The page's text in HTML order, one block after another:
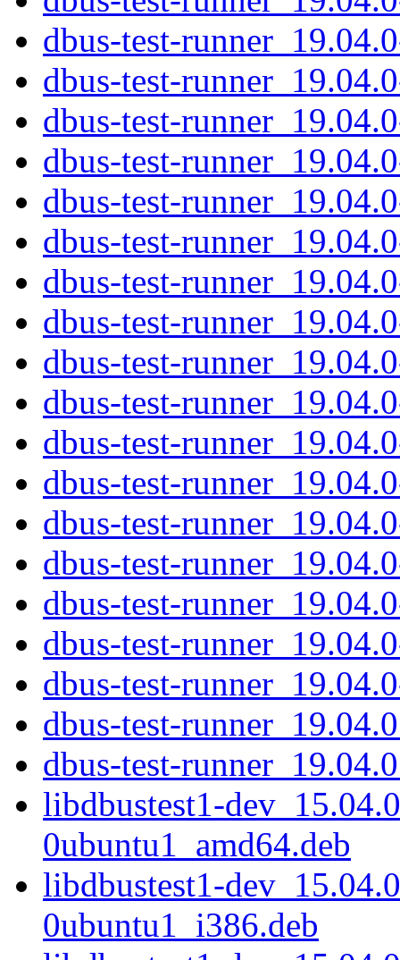
dbus-test-
dbus-test-
dbus-test-
dbus-test-
dbus-test-
dbus-test-
dbus-test-
dbus-test-
dbus-test-
dbus-test-
dbus-test-
dbus-test-
dbus-test-
dbus-test-
dbus-test-
dbus-test-
dbus-test-
dbus-test-
dbus-test-
libdbustest1-
0ubuntu1_amd64.deb
libdbustest1-
0ubuntu1_i386.deb